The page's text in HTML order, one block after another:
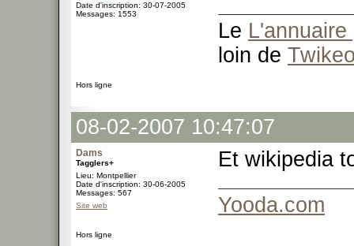
Date d'inscription: 30-07-2005
Messages: 1553
Le L'annuaire
loin de
Hors ligne
08-02-2007 10:47:07
Dams
Tagglers+
Lieu: Montpellier
Date d'inscription: 30-06-2005
Messages: 567
Site web
Et wikipedia
Yooda.com
Hors ligne